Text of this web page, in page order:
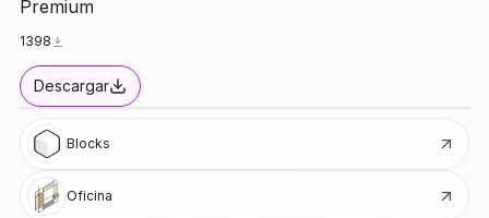
Premium
1398
Descargar
Blocks
Oficina